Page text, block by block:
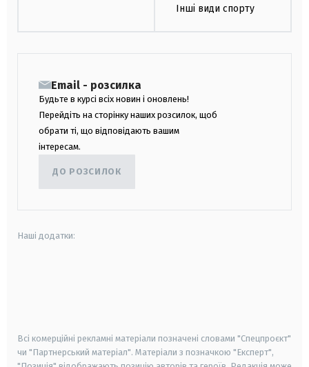
Інші види спорту
Email - розсилка
Будьте в курсі всіх новин і оновлень!
Перейдіть на сторінку наших розсилок, щоб
обрати ті, що відповідають вашим
інтересам.
ДО РОЗСИЛОК
Наші додатки:
Всі комерційні рекламні матеріали позначені словами "Спецпроєкт"
чи "Партнерський матеріал". Матеріали з позначкою "Експерт",